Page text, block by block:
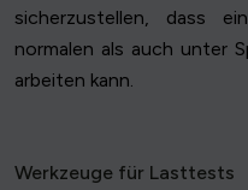
sicherzustellen, dass
normalen als auch unter
arbeiten kann.
Werkzeuge für Lasttests